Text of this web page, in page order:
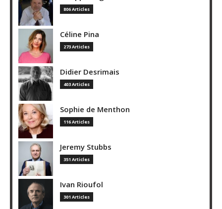
806 Articles
Céline Pina
273 Articles
Didier Desrimais
403 Articles
Sophie de Menthon
116 Articles
Jeremy Stubbs
351 Articles
Ivan Rioufol
301 Articles